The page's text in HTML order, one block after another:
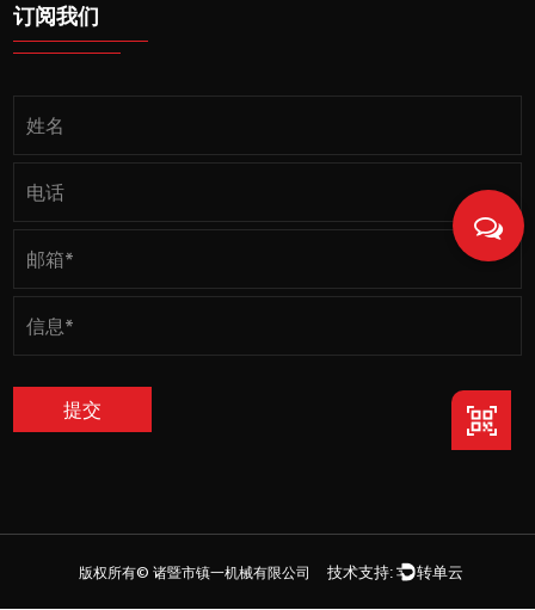
订阅我们
版权所有© 诸暨市镇一机械有限公司 技术支持: 转单云